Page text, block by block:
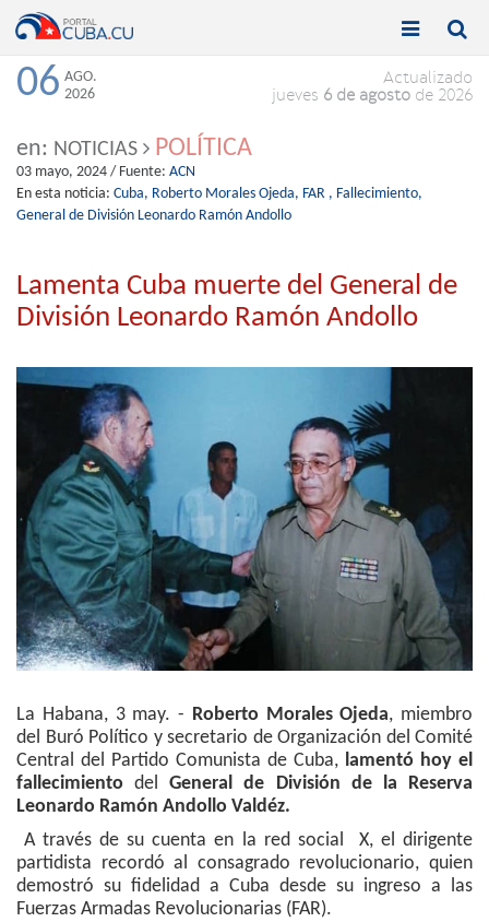
Toggle

Toggle

06 AGO.
2026
Actualizado
jueves 6 de agosto de 2026
en: NOTICIAS POLÍTICA
03 mayo, 2024 / Fuente: ACN
En esta noticia: Cuba, Roberto Morales Ojeda, FAR , Fallecimiento,
General de División Leonardo Ramón Andollo
Lamenta Cuba muerte del General de
División Leonardo Ramón Andollo
La Habana, 3 may. - Roberto Morales Ojeda, miembro
del Buró Político y secretario de Organización del Comité
Central del Partido Comunista de Cuba, lamentó hoy el
fallecimiento delGeneral de División de la Reserva
Leonardo Ramón Andollo Valdéz.
A través de su cuenta en la red social X, el dirigente
partidista recordó al consagrado revolucionario, quien
demostró su fidelidad a Cuba desde su ingreso a las
Fuerzas Armadas Revolucionarias (FAR).